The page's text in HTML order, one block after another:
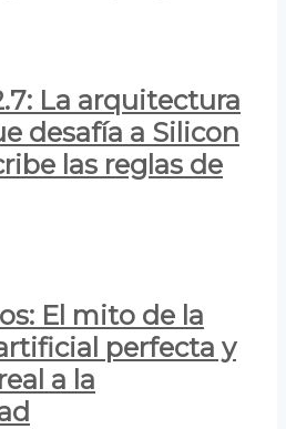
La arquitectura
desafía a Silicon
las reglas de
El mito de la
perfecta y
a la